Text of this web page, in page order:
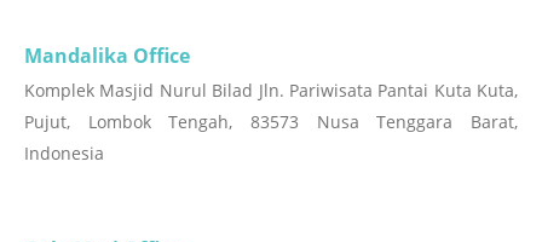
Mandalika Office
Komplek Masjid Nurul Bilad Jln. Pariwisata Pantai Kuta Kuta,
Pujut, Lombok Tengah, 83573 Nusa Tenggara Barat,
Indonesia